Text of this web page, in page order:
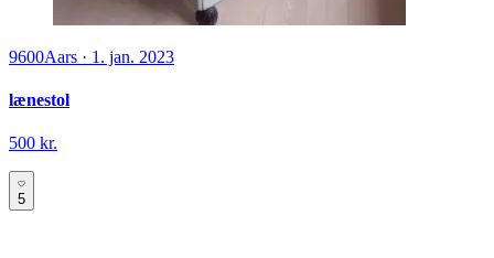
9600Aars · 1. jan. 2023
lænestol
500 kr.
5